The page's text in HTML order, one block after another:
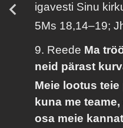
igavesti Sinu
5Ms 18,14–19;
9. Reede Ma
neid pärast
Meie lootus
kuna me
osa meie